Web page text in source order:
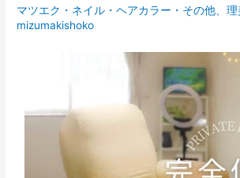
マツエク・ネイル・ヘアカラー・その他、理
mizumakishoko